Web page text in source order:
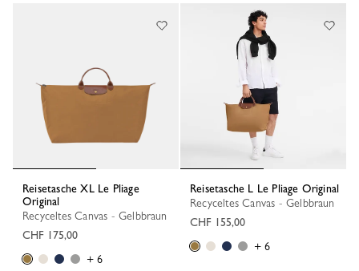
Reisetasche XL Le Pliage
Original
Recyceltes Canvas - Gelbbraun
CHF 175,00
+ 6
Reisetasche L Le Pliage Original
Recyceltes Canvas - Gelbbraun
CHF 155,00
+ 6